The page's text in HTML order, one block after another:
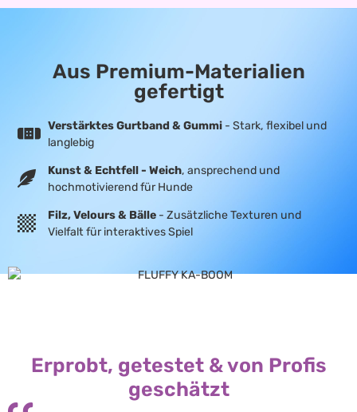
Aus Premium-Materialien
gefertigt
Verstärktes Gurtband & Gummi - Stark, flexibel und
langlebig
Kunst & Echtfell - Weich, ansprechend und
hochmotivierend für Hunde
Filz, Velours & Bälle - Zusätzliche Texturen und
Vielfalt für interaktives Spiel
Erprobt, getestet & von Profis
geschätzt